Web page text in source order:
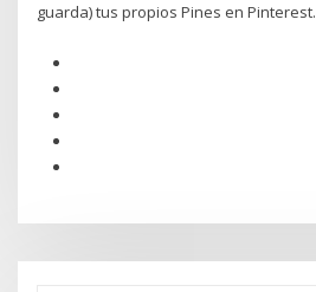
guarda) tus propios Pines en Pinterest.